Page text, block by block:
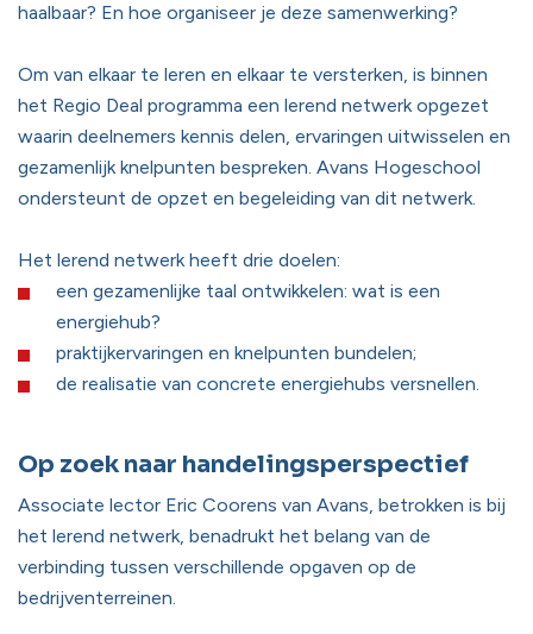
haalbaar? En hoe organiseer je deze samenwerking?
Om van elkaar te leren en elkaar te versterken, is binnen
het Regio Deal programma een lerend netwerk opgezet
waarin deelnemers kennis delen, ervaringen uitwisselen en
gezamenlijk knelpunten bespreken. Avans Hogeschool
ondersteunt de opzet en begeleiding van dit netwerk.
Het lerend netwerk heeft drie doelen:
een gezamenlijke taal ontwikkelen: wat is een
energiehub?
praktijkervaringen en knelpunten bundelen;
de realisatie van concrete energiehubs versnellen.
Op zoek naar handelingsperspectief
Associate lector Eric Coorens van Avans, betrokken is bij
het lerend netwerk, benadrukt het belang van de
verbinding tussen verschillende opgaven op de
bedrijventerreinen.